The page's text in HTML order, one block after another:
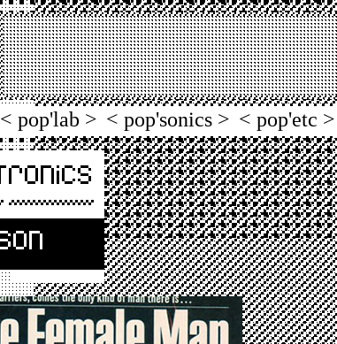
< pop'lab > < pop'sonics > < pop'etc >